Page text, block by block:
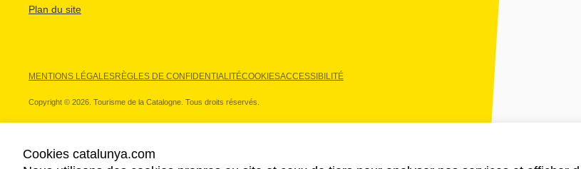
Plan du site
MENTIONS LÉGALESRÈGLES DE CONFIDENTIALITÉCOOKIESACCESSIBILITÉ
Copyright © 2026. Tourisme de la Catalogne. Tous droits réservés.
Cookies catalunya.com